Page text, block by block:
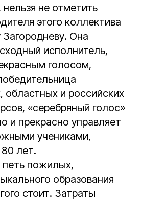
не отметить
этого коллектива
Она
исполнитель,
голосом,
и российских
«серебряный голос»
и прекрасно управляет
учениками,
лет.
петь пожилых,
образования
стоит. Затраты